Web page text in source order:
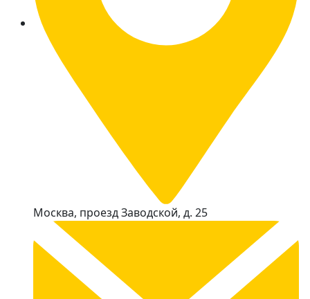
Москва, проезд Заводской, д. 25